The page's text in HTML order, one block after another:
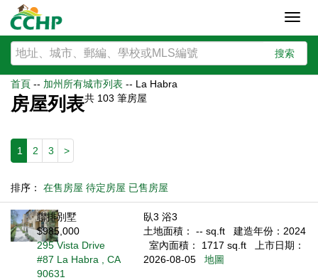
搜索
首頁 -- 加州所有城市列表 -- La Habra
房屋列表共 103 筆房屋
1 2 3 >
排序： 在售房屋 待定房屋 已售房屋
聯排別墅
$985,000
295 Vista Drive
#87 La Habra , CA
90631
臥3 浴3
土地面積： -- sq.ft
建造年份：2024
室內面積： 1717 sq.ft
上市日期：
2026-08-05
地圖